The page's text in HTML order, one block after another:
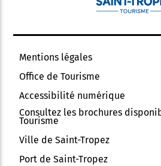
Mentions légales
Office de Tourisme
Accessibilité numérique
Consultez les brochures
Tourisme
Ville de Saint-Tropez
Port de Saint-Tropez